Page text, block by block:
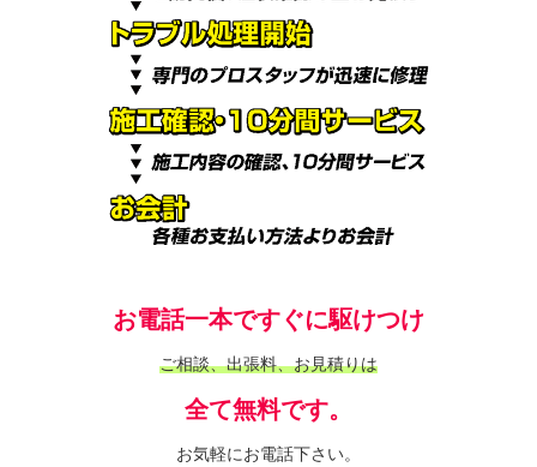
お電話一本ですぐに駆けつけ
ご相談、出張料、お見積りは
全て無料です。
お気軽にお電話下さい。